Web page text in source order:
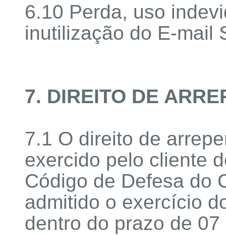
6.10 Perda, uso
inutilização do E-mail
7. DIREITO DE
7.1 O direito de
exercido pelo cliente
Código de Defesa do
admitido o exercício
dentro do prazo de